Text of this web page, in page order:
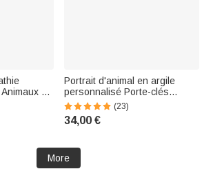
de
de Perte
des
Portrait d'animal en argile
personnalisé Porte-clés
Boucles d'oreilles Collier
Magnet Autocollant
Réfrigérateur Cadeau
amoureu
(23)
34,00 €
More